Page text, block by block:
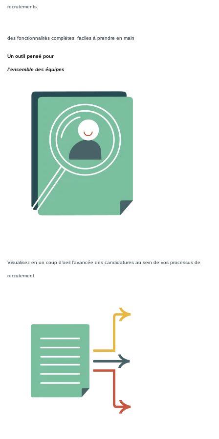
recrutements.
des fonctionnalités complètes, faciles à prendre en main
Un outil pensé pour
l’ensemble des équipes
Visualisez en un coup d’oeil l’avancée des candidatures au sein de vos processus de
recrutement